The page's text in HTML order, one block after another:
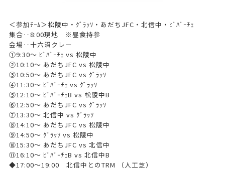
＜参加ﾁｰﾑ＞松陵中・ｸﾞﾗｯｿ・あだちJFC・北信中・ﾋﾞﾊﾞｰﾁｪ
集合‥8:00現地 ※昼食持参
会場‥十六沼クレー
①9:30～ ﾋﾞﾊﾞｰﾁｪ vs 松陵中
②10:10～ あだちJFC vs 松陵中
③10:50～ あだちJFC vs ｸﾞﾗｯｿ
④11:30～ ﾋﾞﾊﾞｰﾁｪ vs ｸﾞﾗｯｿ
⑤12:10～ ﾋﾞﾊﾞｰﾁｪB vs 松陵中B
⑥12:50～ あだちJFC vs ｸﾞﾗｯｿ
⑦13:30～ 北信中 vs ｸﾞﾗｯｿ
⑧14:10～ あだちJFC vs 松陵中
⑨14:50～ ｸﾞﾗｯｿ vs 松陵中
⑩15:30～ あだちJFC vs 北信中
⑪16:10～ ﾋﾞﾊﾞｰﾁｪB vs 北信中B
◆17:00～19:00 北信中とのTRM （人工芝）